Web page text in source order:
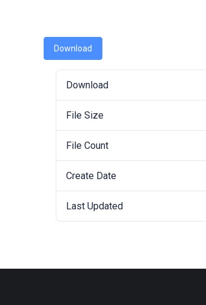
Download
Download
File Size
File Count
Create Date
Last Updated